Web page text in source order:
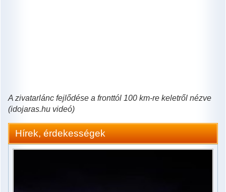
A zivatarlánc fejlődése a fronttól 100 km-re keletről nézve
(idojaras.hu videó)
Hírek, érdekességek